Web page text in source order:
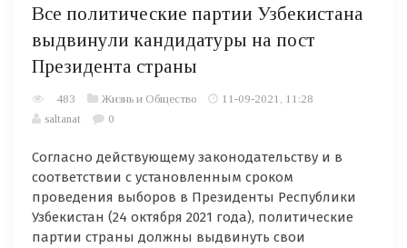
Все политические партии Узбекистана
выдвинули кандидатуры на пост
Президента страны
483 Жизнь и Общество
11-09-2021, 11:28
saltanat
0
Согласно действующему законодательству и в
соответствии с установленным сроком
проведения выборов в Президенты Республики
Узбекистан (24 октября 2021 года), политические
партии страны должны выдвинуть свои